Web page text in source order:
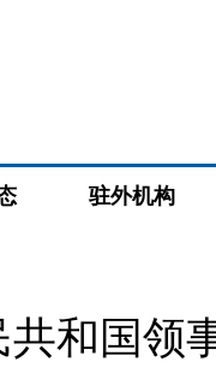
驻外机构
和国领